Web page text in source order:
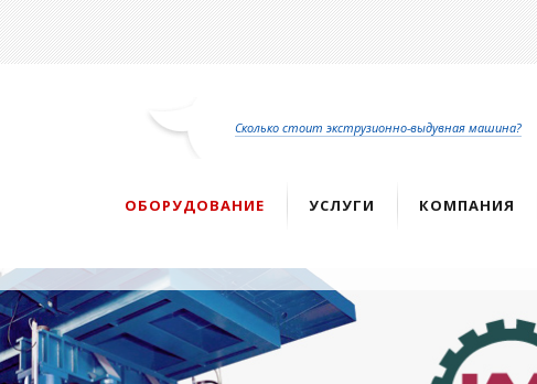
Перейти
к
Сколько стоит экструзионно-выдувная машина?
ОБОРУДОВАНИЕ УСЛУГИ КОМПАНИЯ